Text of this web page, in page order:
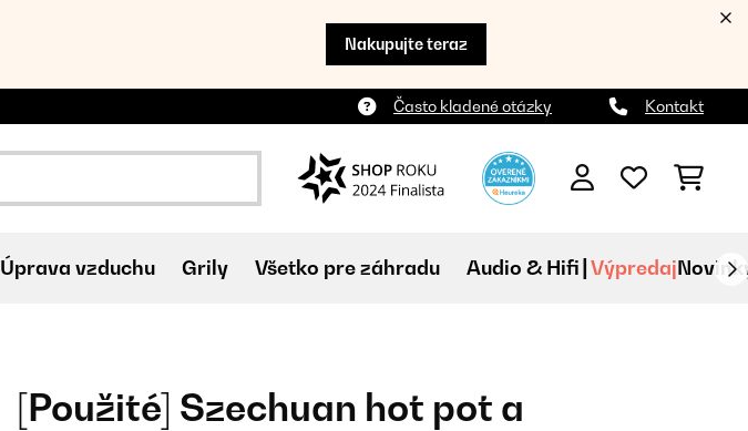
Nakupujte teraz
Často kladené otázky Kontakt
Úprava vzduchu Grily Všetko pre záhradu Audio & Hifi Výpredaj
[Použité] Szechuan hot pot a